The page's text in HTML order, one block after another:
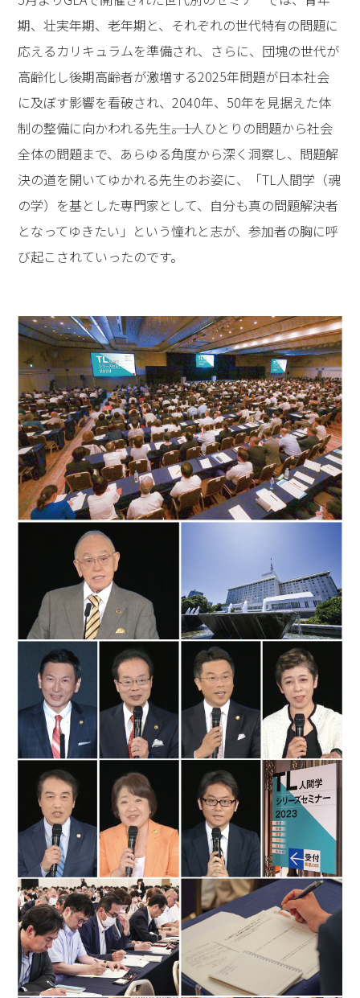
期、壮実年期、老年期と、それぞれの世代特有の問題に
応えるカリキュラムを準備され、さらに、団塊の世代が
高齢化し後期高齢者が激増する2025年問題が日本社会
に及ぼす影響を看破され、2040年、50年を見据えた体
制の整備に向かわれる先生――。1人ひとりの問題から社会
全体の問題まで、あらゆる角度から深く洞察し、問題解
決の道を開いてゆかれる先生のお姿に、「TL人間学（魂
の学）を基とした専門家として、自分も真の問題解決者
となってゆきたい」という憧れと志が、参加者の胸に呼
び起こされていったのです。